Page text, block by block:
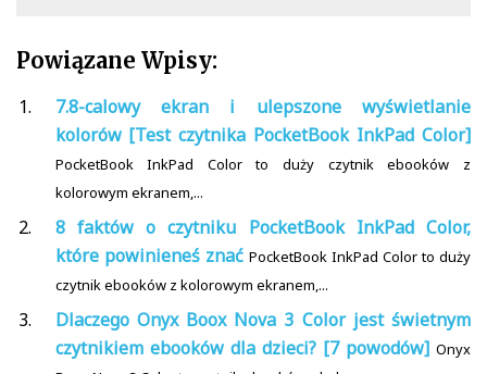
Powiązane Wpisy:
7.8-calowy ekran i ulepszone wyświetlanie
kolorów [Test czytnika PocketBook InkPad Color]
PocketBook InkPad Color to duży czytnik ebooków z
kolorowym ekranem,...
8 faktów o czytniku PocketBook InkPad Color,
które powinieneś znać PocketBook InkPad Color to duży
czytnik ebooków z kolorowym ekranem,...
Dlaczego Onyx Boox Nova 3 Color jest świetnym
czytnikiem ebooków dla dzieci? [7 powodów] Onyx